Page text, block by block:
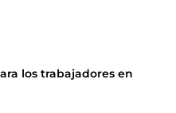
los trabajadores en